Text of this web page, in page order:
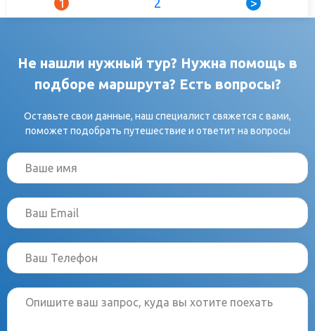
1 2 >
Не нашли нужный тур? Нужна помощь в
подборе маршрута? Есть вопросы?
Оставьте свои данные, наш специалист свяжется с вами,
поможет подобрать путешествие и ответит на вопросы